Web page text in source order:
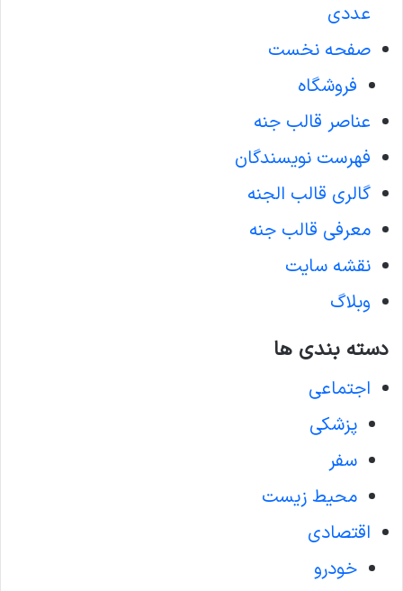
عددی
صفحه نخست
فروشگاه
عناصر قالب جنه
فهرست نویسندگان
گالری قالب الجنه
معرفی قالب جنه
نقشه سایت
وبلاگ
دسته بندی ها
اجتماعی
پزشکی
سفر
محیط زیست
اقتصادی
خودرو